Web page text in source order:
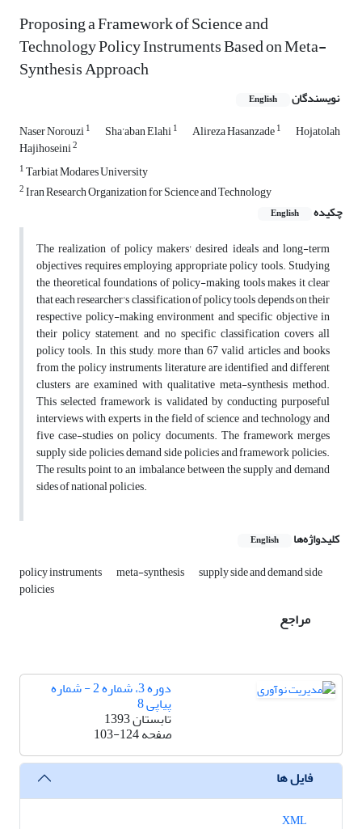
Proposing a Framework of Science and
Technology Policy Instruments Based on Meta-
Synthesis Approach
نویسندگان English
Naser Norouzi1 Sha’aban Elahi1 Alireza Hasanzade1 Hojatolah
Hajihoseini2
1Tarbiat Modares University
2Iran Research Organization for Science and Technology
چکیده
English
The realization of policy makers' desired ideals and long-term
objectives requires employing appropriate policy tools. Studying
the theoretical foundations of policy-making tools makes it clear
that each researcher's classification of policy tools depends on their
respective policy-making environment and specific objective in
their policy statement, and no specific classification covers all
policy tools. In this study, more than 67 valid articles and books
from the policy instruments literature are identified and different
clusters are examined with qualitative meta-synthesis method.
This selected framework is validated by conducting purposeful
interviews with experts in the field of science and technology and
five case-studies on policy documents. The framework merges
supply side policies, demand side policies and framework policies.
The results point to an imbalance between the supply and demand
sides of national policies.
کلیدواژه‌ها English
policy instruments meta-synthesis supply side and demand side
policies
مراجع
دوره 3، شماره 2 - شماره
پیاپی 8
تابستان 1393
صفحه103-124
فایل ها